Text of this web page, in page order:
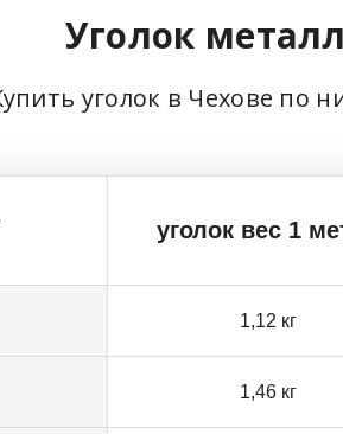
Уголок
уголок в Чехове по
уголок вес 1
1,12 кг
1,46 кг